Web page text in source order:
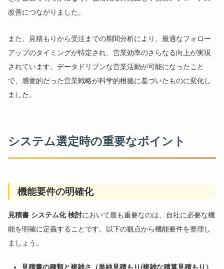
改善につながりました。
また、見積もりから受注までの期間分析により、最適なフォロー
アップのタイミングが特定され、営業効率のさらなる向上が実現
されています。データドリブンな営業活動が可能になったこと
で、感覚的だった営業戦略が科学的根拠に基づいたものに変化し
ました。
システム選定時の重要なポイント
機能要件の明確化
見積書 システム化 検討において最も重要なのは、自社に必要な機
能を明確に定義することです。以下の観点から機能要件を整理し
ましょう。
見積書の種類と複雑さ（単純見積もり/複雑な積算見積もり）